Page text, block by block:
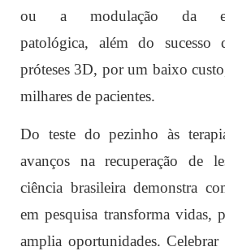
ou a modulação da
patológica, além do sucesso
próteses 3D, por um baixo
milhares de pacientes.
Do teste do pezinho às
avanços na recuperação de
ciência brasileira demonstra
em pesquisa transforma vidas,
amplia oportunidades.